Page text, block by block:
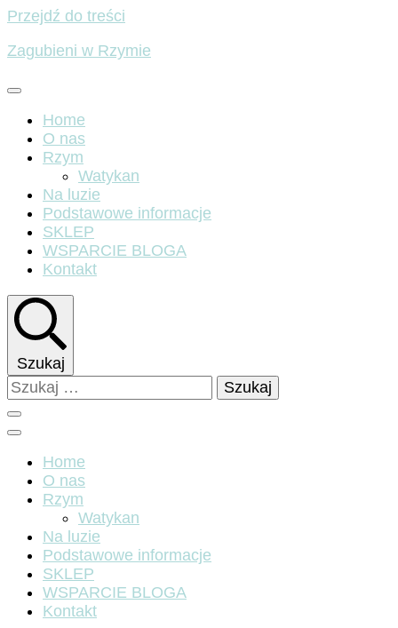
Przejdź do treści
Zagubieni w Rzymie
Home
O nas
Rzym
Watykan
Na luzie
Podstawowe informacje
SKLEP
WSPARCIE BLOGA
Kontakt
Szukaj
Szukaj:
Home
O nas
Rzym
Watykan
Na luzie
Podstawowe informacje
SKLEP
WSPARCIE BLOGA
Kontakt